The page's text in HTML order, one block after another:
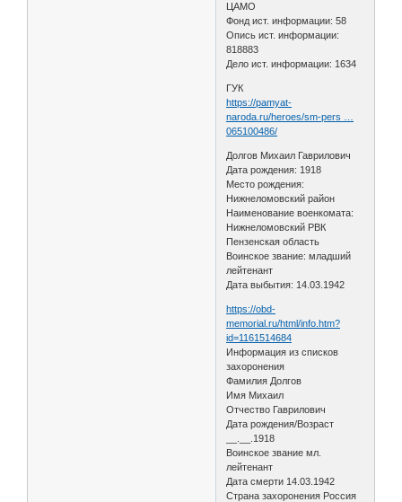
ЦАМО
Фонд ист. информации: 58
Опись ист. информации:
818883
Дело ист. информации: 1634
ГУК
https://pamyat-
naroda.ru/heroes/sm-pers …
065100486/
Долгов Михаил Гаврилович
Дата рождения: 1918
Место рождения:
Нижнеломовский район
Наименование военкомата:
Нижнеломовский РВК
Пензенская область
Воинское звание: младший
лейтенант
Дата выбытия: 14.03.1942
https://obd-
memorial.ru/html/info.htm?
id=1161514684
Информация из списков
захоронения
Фамилия Долгов
Имя Михаил
Отчество Гаврилович
Дата рождения/Возраст
__.__.1918
Воинское звание мл.
лейтенант
Дата смерти 14.03.1942
Страна захоронения Россия